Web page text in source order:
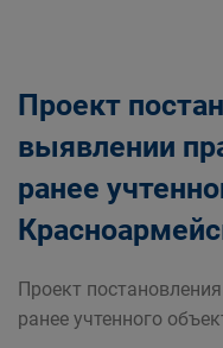
Проект
выявлении
ранее
Проект
ранее учтенного